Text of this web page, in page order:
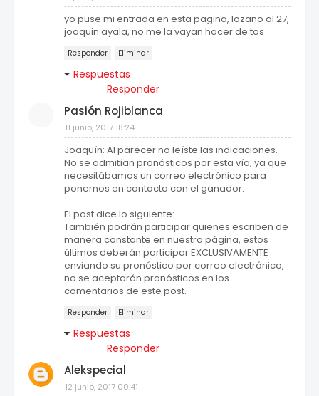
yo puse mi entrada en esta pagina, lozano al 27,
joaquin ayala, no me la vayan hacer de tos
Responder Eliminar
Respuestas
Responder
Pasión Rojiblanca
11 junio, 2017 18:24
Joaquín: Al parecer no leíste las indicaciones.
No se admitían pronósticos por esta vía, ya que
necesitábamos un correo electrónico para
ponernos en contacto con el ganador.
El post dice lo siguiente:
También podrán participar quienes escriben de
manera constante en nuestra página, estos
últimos deberán participar EXCLUSIVAMENTE
enviando su pronóstico por correo electrónico,
no se aceptarán pronósticos en los
comentarios de este post.
Responder Eliminar
Respuestas
Responder
Alekspecial
12 junio, 2017 00:41